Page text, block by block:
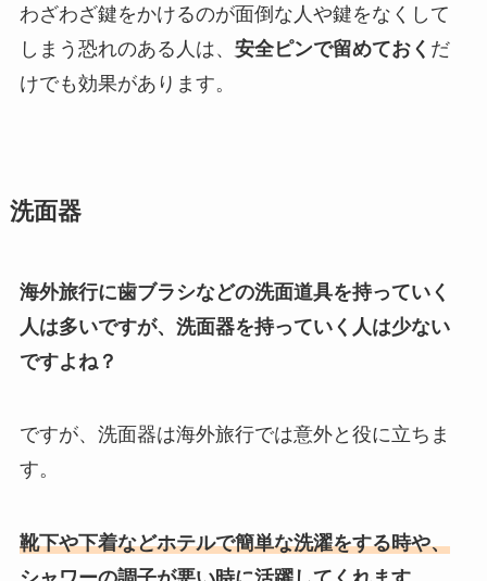
わざわざ鍵をかけるのが面倒な人や鍵をなくして
しまう恐れのある人は、 安全ピンで留めておく だ
けでも効果があります。
洗面器
海外旅行に歯ブラシなどの洗面道具を持っていく
人は多いですが、洗面器を持っていく人は少ない
ですよね？
ですが、洗面器は海外旅行では意外と役に立ちま
す。
靴下や下着などホテルで簡単な洗濯をする時や、